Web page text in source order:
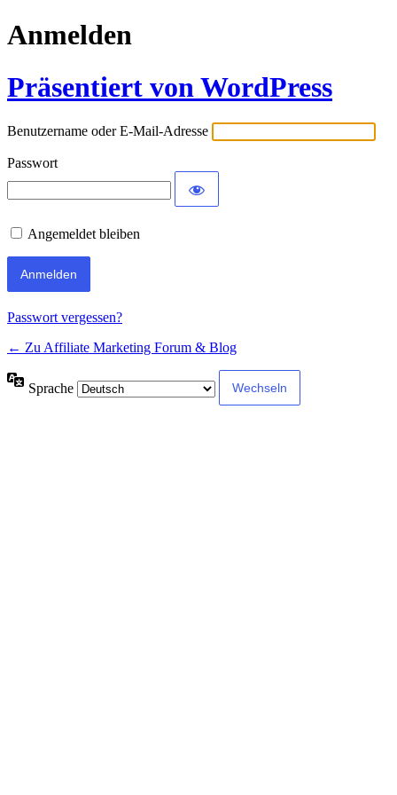
Anmelden
Präsentiert von WordPress
Benutzername oder E-Mail-Adresse
Passwort
Angemeldet bleiben
Passwort vergessen?
← Zu Affiliate Marketing Forum & Blog
Sprache